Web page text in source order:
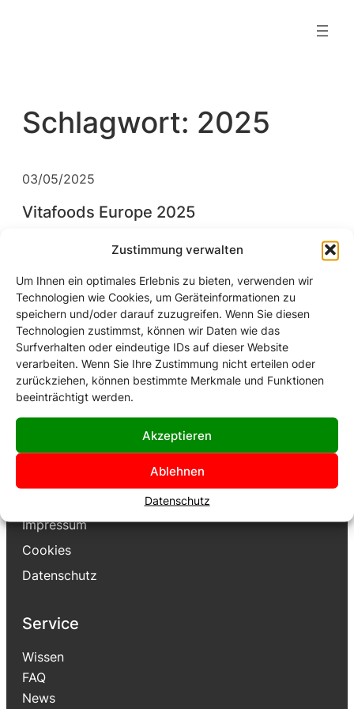
Zustimmung verwalten
Um Ihnen ein optimales Erlebnis zu bieten, verwenden wir
Technologien wie Cookies, um Geräteinformationen zu
speichern und/oder darauf zuzugreifen. Wenn Sie diesen
Technologien zustimmst, können wir Daten wie das
Surfverhalten oder eindeutige IDs auf dieser Website
verarbeiten. Wenn Sie Ihre Zustimmung nicht erteilen oder
zurückziehen, können bestimmte Merkmale und Funktionen
beeinträchtigt werden.
Akzeptieren
Ablehnen
Datenschutz
Schlagwort: 2025
03/05/2025
Vitafoods Europe 2025
Unternehmen
Gemeinschaft
Karriere
Kontakt
Rechtliches
Impressum
Cookies
Datenschutz
Service
Wissen
FAQ
News